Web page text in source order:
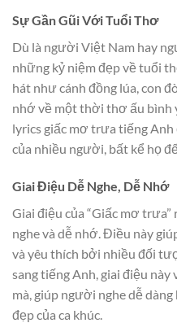
Sự Gần Gũi Với Tuổi Thơ
Dù là người Việt Nam hay
những kỷ niệm đẹp về tuổi
hát như cánh đồng lúa, con
nhớ về một thời thơ ấu bình
lyrics giấc mơ trưa tiếng Anh
của nhiều người, bất kể họ
Giai Điệu Dễ Nghe, Dễ Nhớ
Giai điệu của “Giấc mơ
nghe và dễ nhớ. Điều này
và yêu thích bởi nhiều đối
sang tiếng Anh, giai điệu
mà, giúp người nghe dễ
đẹp của ca khúc.